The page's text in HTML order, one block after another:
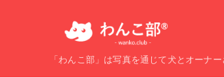
「わんこ部」は写真を通じて犬とオーナ